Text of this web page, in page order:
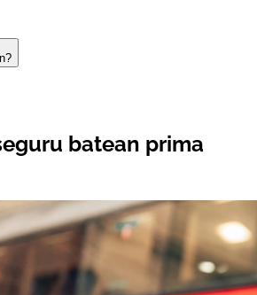
batean prima